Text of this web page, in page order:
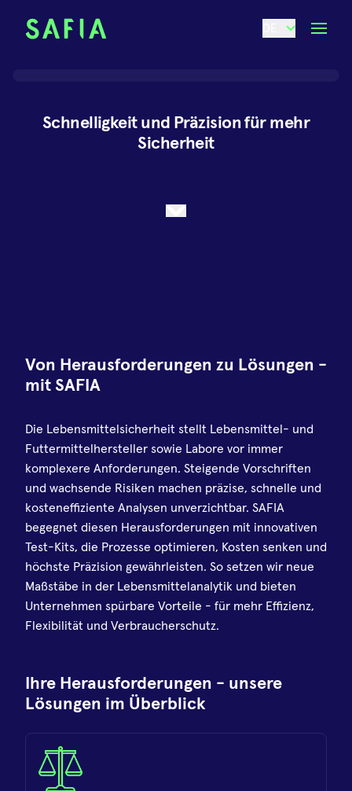
Schnelligkeit und Präzision für mehr
Sicherheit
Von Herausforderungen zu Lösungen -
mit SAFIA
Die Lebensmittelsicherheit stellt Lebensmittel- und
Futtermittelhersteller sowie Labore vor immer
komplexere Anforderungen. Steigende Vorschriften
und wachsende Risiken machen präzise, schnelle und
kosteneffiziente Analysen unverzichtbar. SAFIA
begegnet diesen Herausforderungen mit innovativen
Test-Kits, die Prozesse optimieren, Kosten senken und
höchste Präzision gewährleisten. So setzen wir neue
Maßstäbe in der Lebensmittelanalytik und bieten
Unternehmen spürbare Vorteile - für mehr Effizienz,
Flexibilität und Verbraucherschutz.
Ihre Herausforderungen - unsere
Lösungen im Überblick